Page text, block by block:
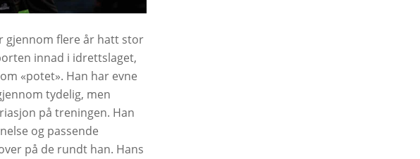
gjennom flere år hatt stor
innad i idrettslaget,
«potet». Han har evne
tydelig, men
på treningen. Han
og passende
på de rundt han. Hans